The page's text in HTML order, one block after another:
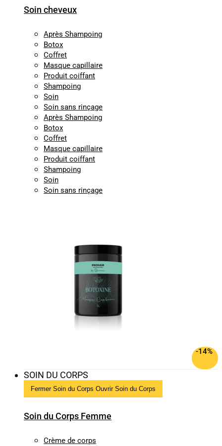
Soin cheveux
Après Shampoing
Botox
Coffret
Masque capillaire
Produit coiffant
Shampoing
Soin
Soin sans rinçage
Après Shampoing
Botox
Coffret
Masque capillaire
Produit coiffant
Shampoing
Soin
Soin sans rinçage
-14%
SOIN DU CORPS
Fermer Soin du Corps Ouvrir Soin du Corps
Soin du Corps Femme
Crème de corps